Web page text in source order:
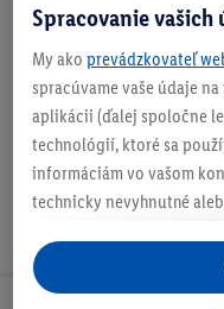
Na stiahnutie
Spracovanie vašich
My ako prevádzkovateľ
spracúvame vaše údaje
aplikácii (ďalej spoločne
technológií, ktoré sa
informáciám vo vašom
technicky nevyhnutné
personalizovanú reklamu
ste účastníkom programu